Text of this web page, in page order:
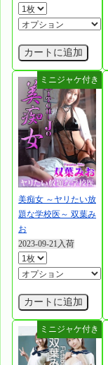
カートに追加
美痴女 ～ヤリたい放
題な学校医～ 双葉み
お
2023-09-21入荷
カートに追加